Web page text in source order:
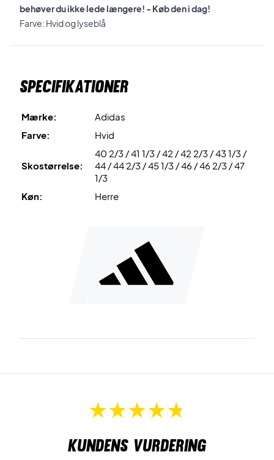
behøver du ikke lede længere! - Køb den i dag!
Farve: Hvid og lyseblå
Specifikationer
Mærke:
Adidas
Farve:
Hvid
Skostørrelse:
40 2/3 / 41 1/3 / 42 / 42 2/3 / 43 1/3 /
44 / 44 2/3 / 45 1/3 / 46 / 46 2/3 / 47
1/3
Køn:
Herre
Kundens vurdering